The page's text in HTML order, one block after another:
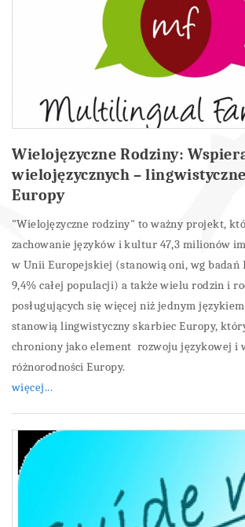
Wielojęzyczne Rodziny:
wielojęzycznych –
Europy
"Wielojęzyczne rodziny" to ważny projekt,
zachowanie języków i kultur 47,3 milionów
w Unii Europejskiej (stanowią oni, wg badań
9,4% całej populacji) a także wielu rodzin i
posługujących się więcej niż jednym
stanowią lingwistyczny skarbiec Europy,
chroniony jako element rozwoju językowej i
różnorodności Europy.
więcej...